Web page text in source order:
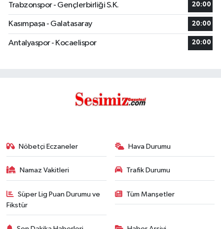
Trabzonspor - Gençlerbirliği S.K. 20:00
Kasımpaşa - Galatasaray 20:00
Antalyaspor - Kocaelispor 20:00
Nöbetçi Eczaneler Hava Durumu
Namaz Vakitleri Trafik Durumu
Süper Lig Puan Durumu ve
Fikstür
Tüm Manşetler